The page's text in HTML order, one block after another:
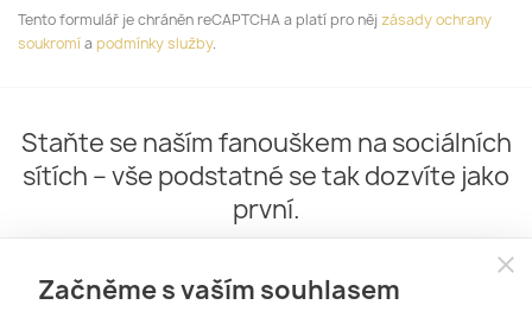
Tento formulář je chráněn reCAPTCHA a platí pro něj zásady ochrany
soukromía podmínky služby.
Staňte se naším fanouškem na sociálních
sítích – vše podstatné se tak dozvíte jako
první.
close
Začněme s vaším souhlasem